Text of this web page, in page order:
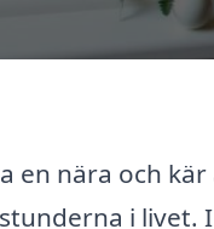
en nära och kär
i livet.